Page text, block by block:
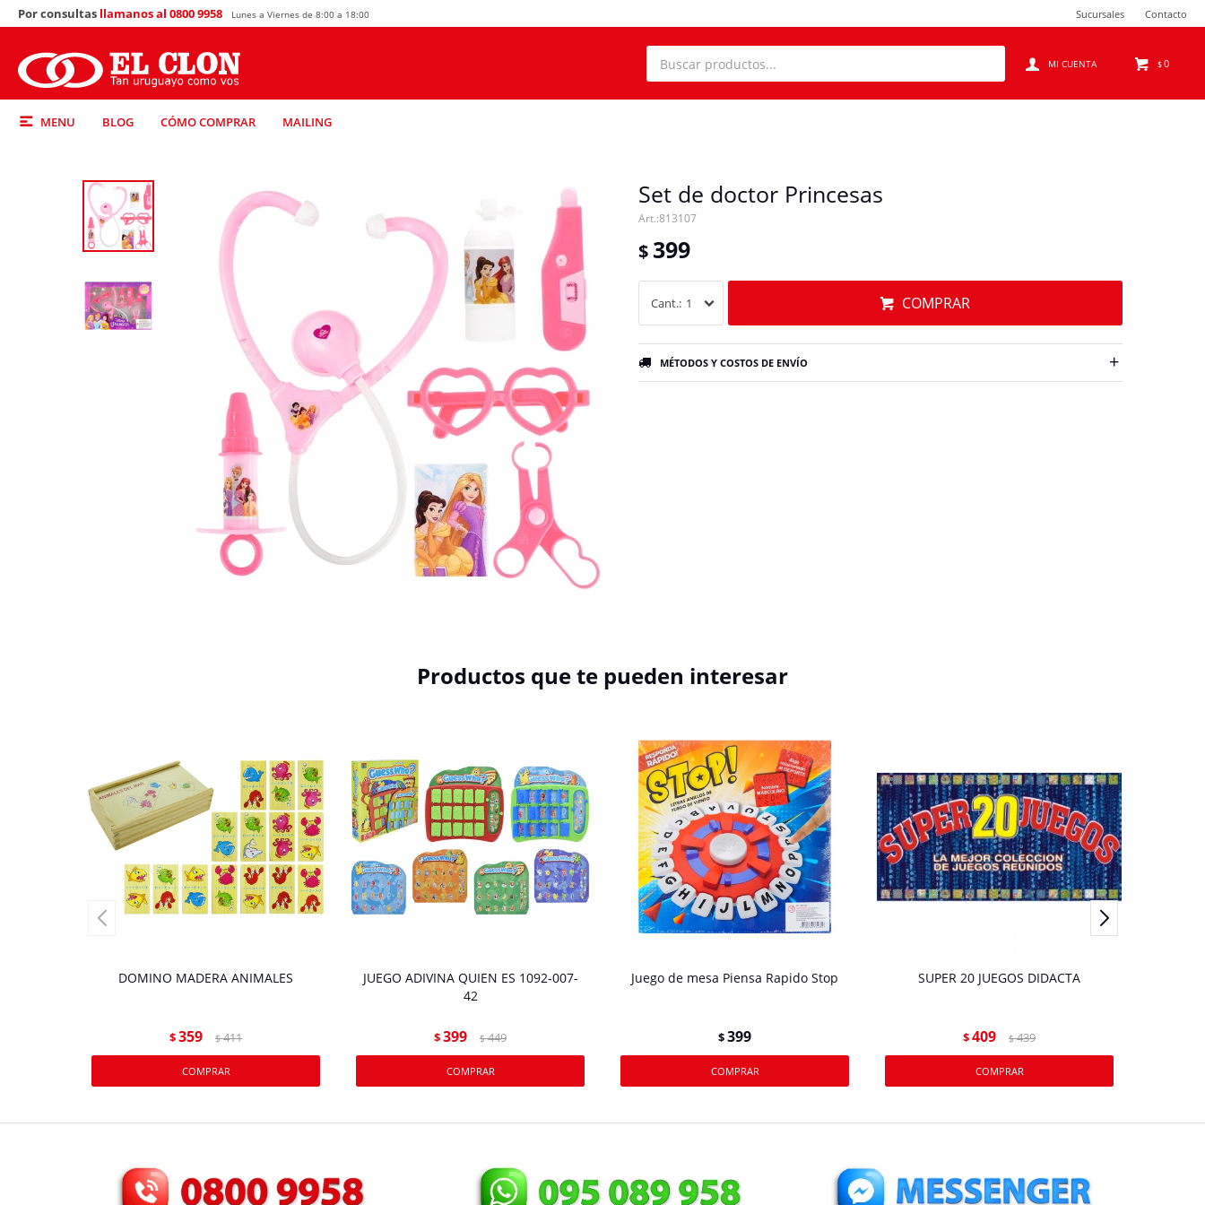
MENU BLOG CÓMO COMPRAR MAILING
$0
Por consultas llamanos al 0800 9958 Lunes a Viernes de 8:00 a 18:00 Sucursales Contacto
Set de doctor Princesas
813107
$ 399
1 COMPRAR
MÉTODOS Y COSTOS DE ENVÍO
Productos que te pueden interesar
DOMINO MADERA ANIMALES
$359 $ 411
JUEGO ADIVINA QUIEN ES 1092-007-
42
$399 $ 449
Juego de mesa Piensa Rapido Stop
$399
SUPER 20 JUEGOS DIDACTA
$409 $ 439